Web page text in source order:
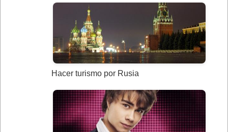
Hacer turismo por Rusia